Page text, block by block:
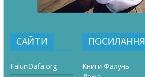
САЙТИ
FalunDafa.org
ПОСИЛАННЯ
Книги Фалунь